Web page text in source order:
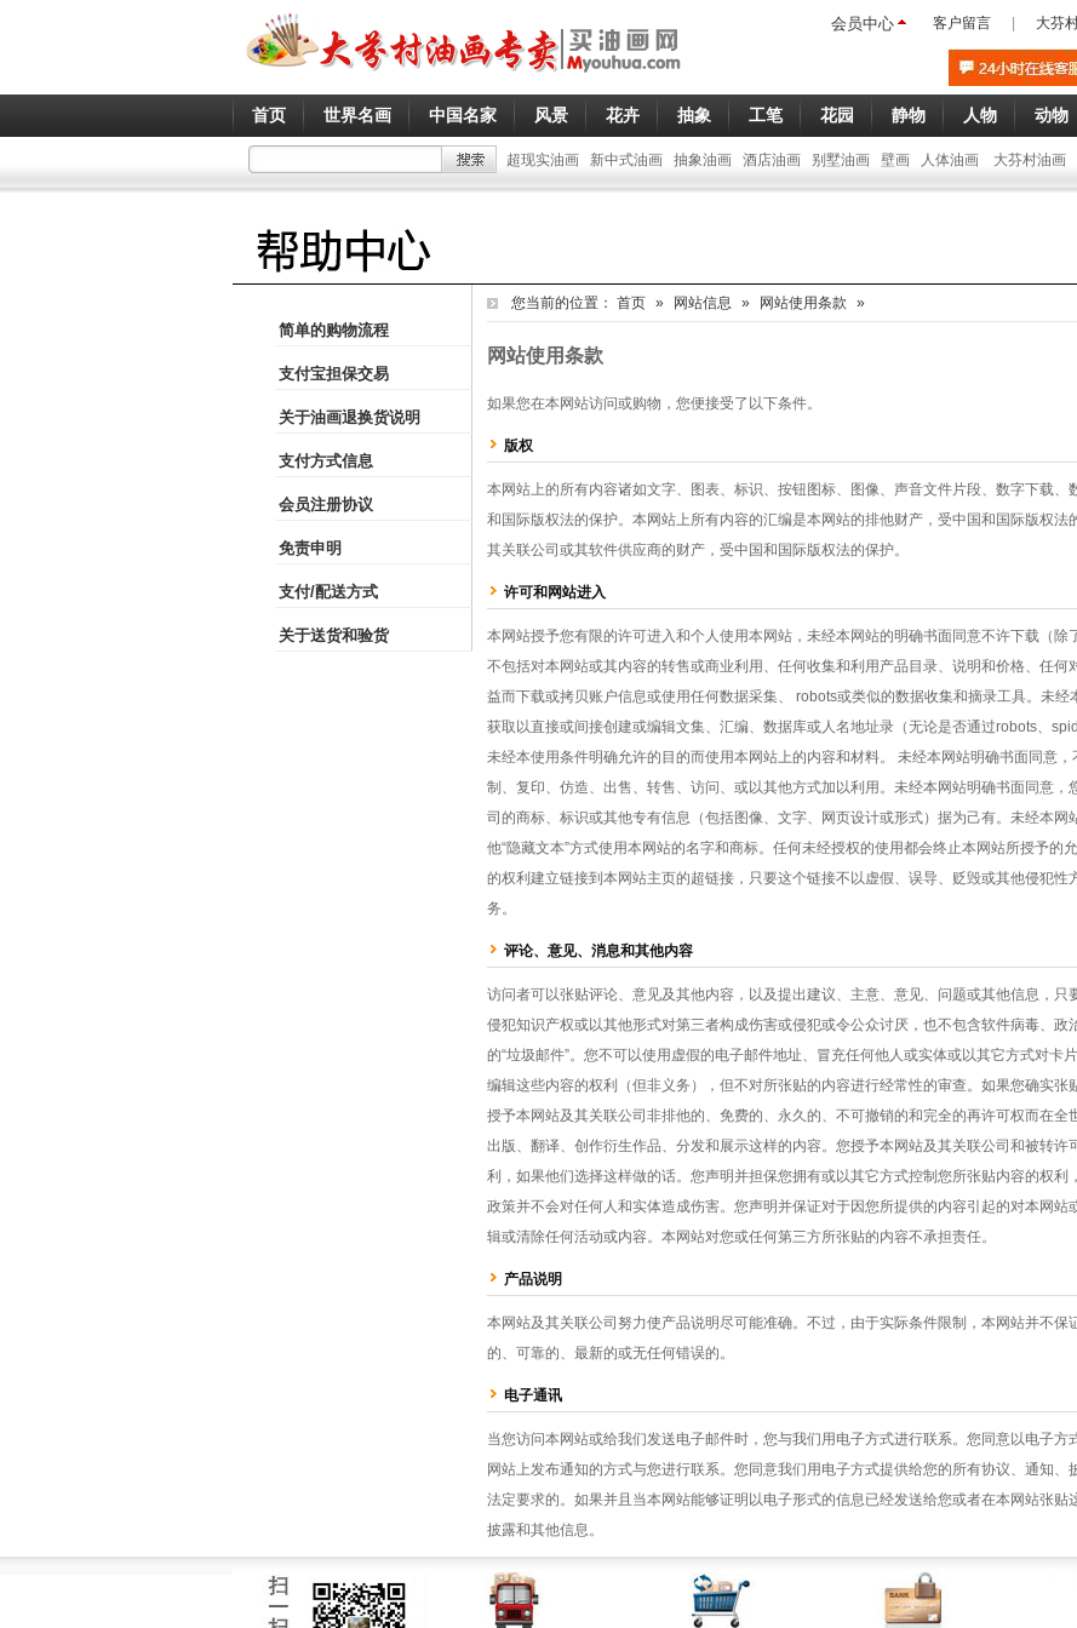
会员中心 客户留言 大芬
首页 世界名画 中国名家 风景 花卉 抽象 工笔 花园 静物 人物 动物
超现实油画 新中式油画 抽象油画 酒店油画 别墅油画 壁画 人体油画 大芬村油画
简单的购物流程
支付宝担保交易
关于油画退换货说明
支付方式信息
会员注册协议
免责申明
支付/配送方式
关于送货和验货
您当前的位置： 首页 » 网站信息 » 网站使用条款 »
网站使用条款
如果您在本网站访问或购物，您便接受了以下条件。
版权
本网站上的所有内容诸如文字、图表、标识、按钮图标、图像、声音文件片段、数字下载
和国际版权法的保护。本网站上所有内容的汇编是本网站的排他财产，受中国和国际版权
其关联公司或其软件供应商的财产，受中国和国际版权法的保护。
许可和网站进入
本网站授予您有限的许可进入和个人使用本网站，未经本网站的明确书面同意不许下载（
不包括对本网站或其内容的转售或商业利用、任何收集和利用产品目录、说明和价格、任何
益而下载或拷贝账户信息或使用任何数据采集、 robots或类似的数据收集和摘录工具。未
获取以直接或间接创建或编辑文集、汇编、数据库或人名地址录（无论是否通过robots、
未经本使用条件明确允许的目的而使用本网站上的内容和材料。 未经本网站明确书面同意
制、复印、仿造、出售、转售、访问、或以其他方式加以利用。未经本网站明确书面同意
司的商标、标识或其他专有信息（包括图像、文字、网页设计或形式）据为己有。未经本
他“隐藏文本”方式使用本网站的名字和商标。任何未经授权的使用都会终止本网站所授予的
的权利建立链接到本网站主页的超链接，只要这个链接不以虚假、误导、贬毁或其他侵犯
务。
评论、意见、消息和其他内容
访问者可以张贴评论、意见及其他内容，以及提出建议、主意、意见、问题或其他信息，只
侵犯知识产权或以其他形式对第三者构成伤害或侵犯或令公众讨厌，也不包含软件病毒、
的“垃圾邮件”。您不可以使用虚假的电子邮件地址、冒充任何他人或实体或以其它方式对卡
编辑这些内容的权利（但非义务），但不对所张贴的内容进行经常性的审查。如果您确实
授予本网站及其关联公司非排他的、免费的、永久的、不可撤销的和完全的再许可权而在全
出版、翻译、创作衍生作品、分发和展示这样的内容。您授予本网站及其关联公司和被转
利，如果他们选择这样做的话。您声明并担保您拥有或以其它方式控制您所张贴内容的权
政策并不会对任何人和实体造成伤害。您声明并保证对于因您所提供的内容引起的对本网
辑或清除任何活动或内容。本网站对您或任何第三方所张贴的内容不承担责任。
产品说明
本网站及其关联公司努力使产品说明尽可能准确。不过，由于实际条件限制，本网站并不
的、可靠的、最新的或无任何错误的。
电子通讯
当您访问本网站或给我们发送电子邮件时，您与我们用电子方式进行联系。您同意以电子
网站上发布通知的方式与您进行联系。您同意我们用电子方式提供给您的所有协议、通知
法定要求的。如果并且当本网站能够证明以电子形式的信息已经发送给您或者在本网站张贴
披露和其他信息。